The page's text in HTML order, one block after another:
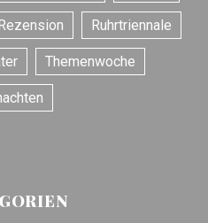
Ruhrtriennale
Themenwoche